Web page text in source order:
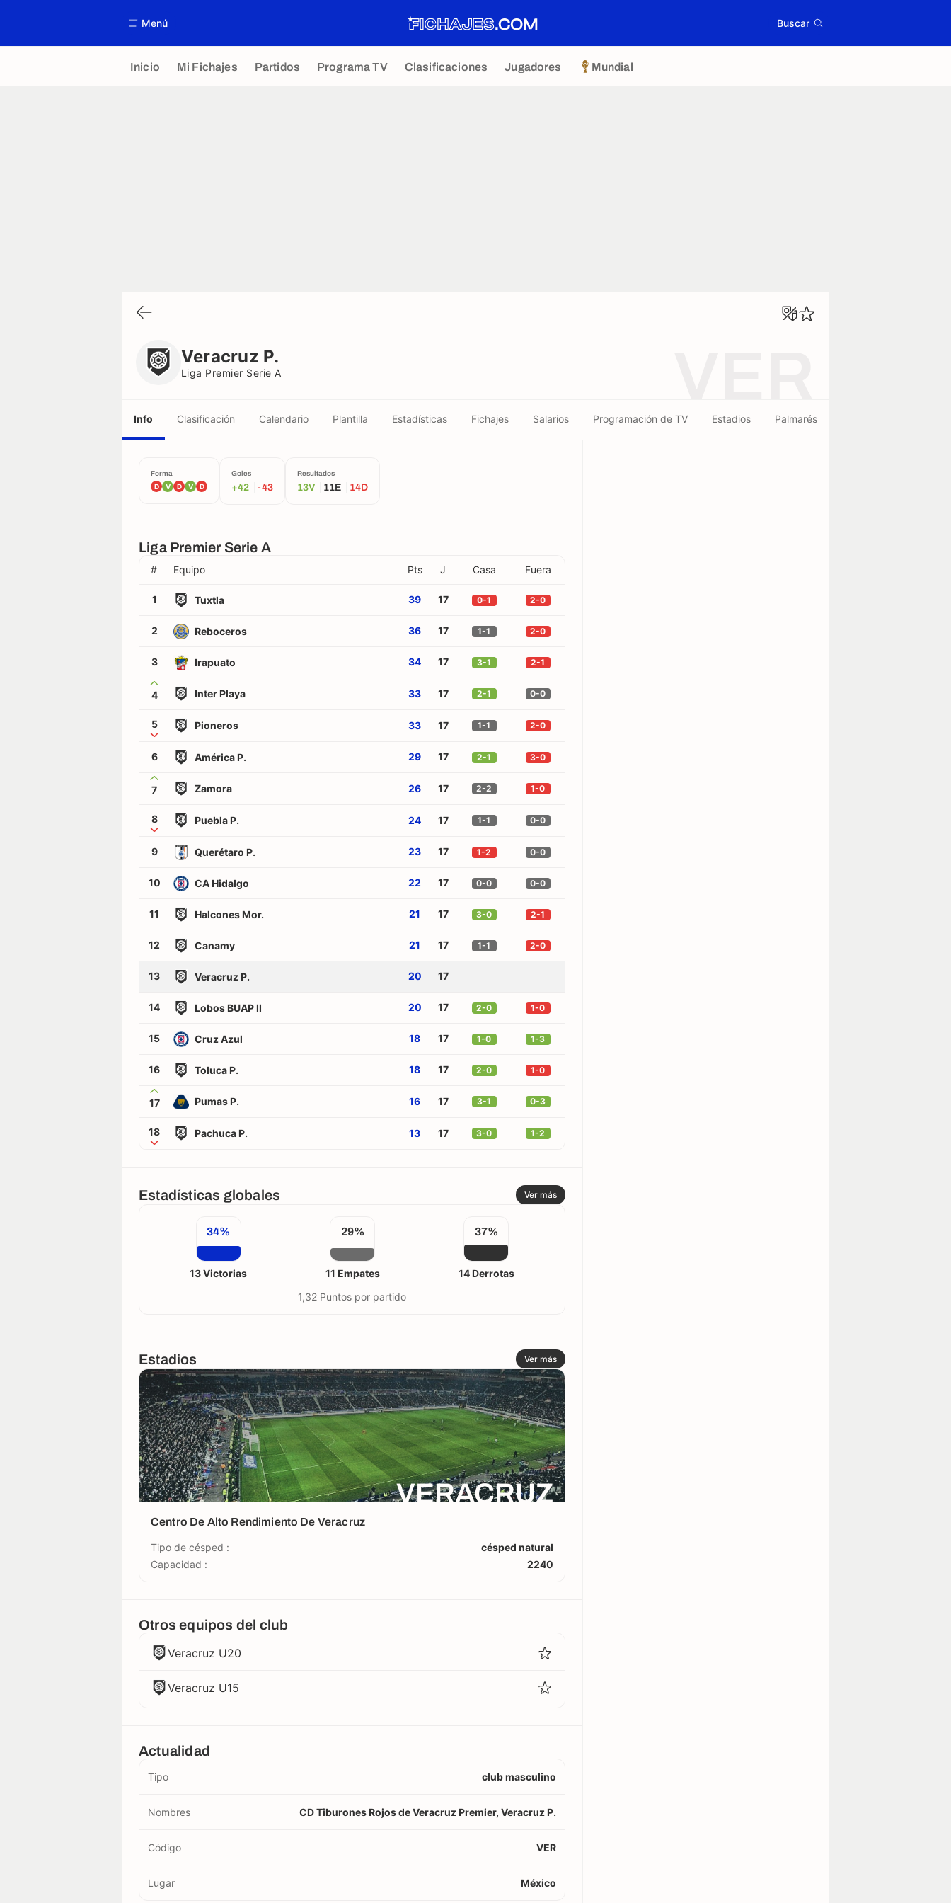
Menú Buscar
Inicio Mi Fichajes Partidos Programa TV Clasificaciones Jugadores Mundial
Veracruz P.
Liga Premier Serie A
Info Clasificación Calendario Plantilla Estadísticas Fichajes Salarios Programación de TV Estadios Palmarés
Forma
D V D V D
Goles
+42 -43
Resultados
13V 11E 14D
Liga Premier Serie A
# Equipo Pts J Casa Fuera
1 Tuxtla 39 17 0-1 2-0
2 Reboceros 36 17 1-1 2-0
3 Irapuato 34 17 3-1 2-1
4 Inter Playa 33 17 2-1 0-0
5 Pioneros 33 17 1-1 2-0
6 América P. 29 17 2-1 3-0
7 Zamora 26 17 2-2 1-0
8 Puebla P. 24 17 1-1 0-0
9 Querétaro P. 23 17 1-2 0-0
10 CA Hidalgo 22 17 0-0 0-0
11 Halcones Mor. 21 17 3-0 2-1
12 Canamy 21 17 1-1 2-0
13 Veracruz P. 20 17
14 Lobos BUAP II 20 17 2-0 1-0
15 Cruz Azul 18 17 1-0 1-3
16 Toluca P. 18 17 2-0 1-0
17 Pumas P. 16 17 3-1 0-3
18 Pachuca P. 13 17 3-0 1-2
Estadísticas globales Ver más
34%
13 Victorias
29%
11 Empates
37%
14 Derrotas
1,32 Puntos por partido
Estadios Ver más
VERACRUZ
Centro De Alto Rendimiento De Veracruz
Tipo de césped :
césped natural
Capacidad :
2240
Otros equipos del club
Veracruz U20
Veracruz U15
Actualidad
Tipo club masculino
Nombres CD Tiburones Rojos de Veracruz Premier, Veracruz P.
Código VER
Lugar México